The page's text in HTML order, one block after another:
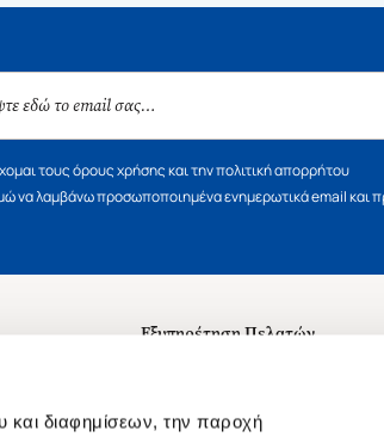
και διαφημίσεων, την παροχή
τους όρους χρήσης και την πολιτική απορρήτου
να λαμβάνω προσωποποιημένα ενημερωτικά email και
Εξυπηρέτηση Πελατών